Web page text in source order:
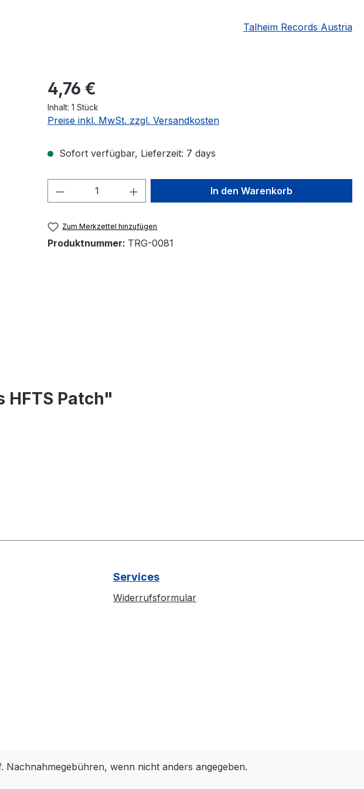
Talheim Records Austria
Regulärer Preis:
4,76 €
Inhalt: 1 Stück
Preise inkl. MwSt. zzgl. Versandkosten
Sofort verfügbar, Lieferzeit: 7 days
Produkt Anzahl: Gib den gewünschten Wert
In den Warenkorb
Zum Merkzettel hinzufügen
Produktnummer: TRG-0081
Patch"
Services
Widerrufsformular
Nachnahmegebühren, wenn nicht anders angegeben.